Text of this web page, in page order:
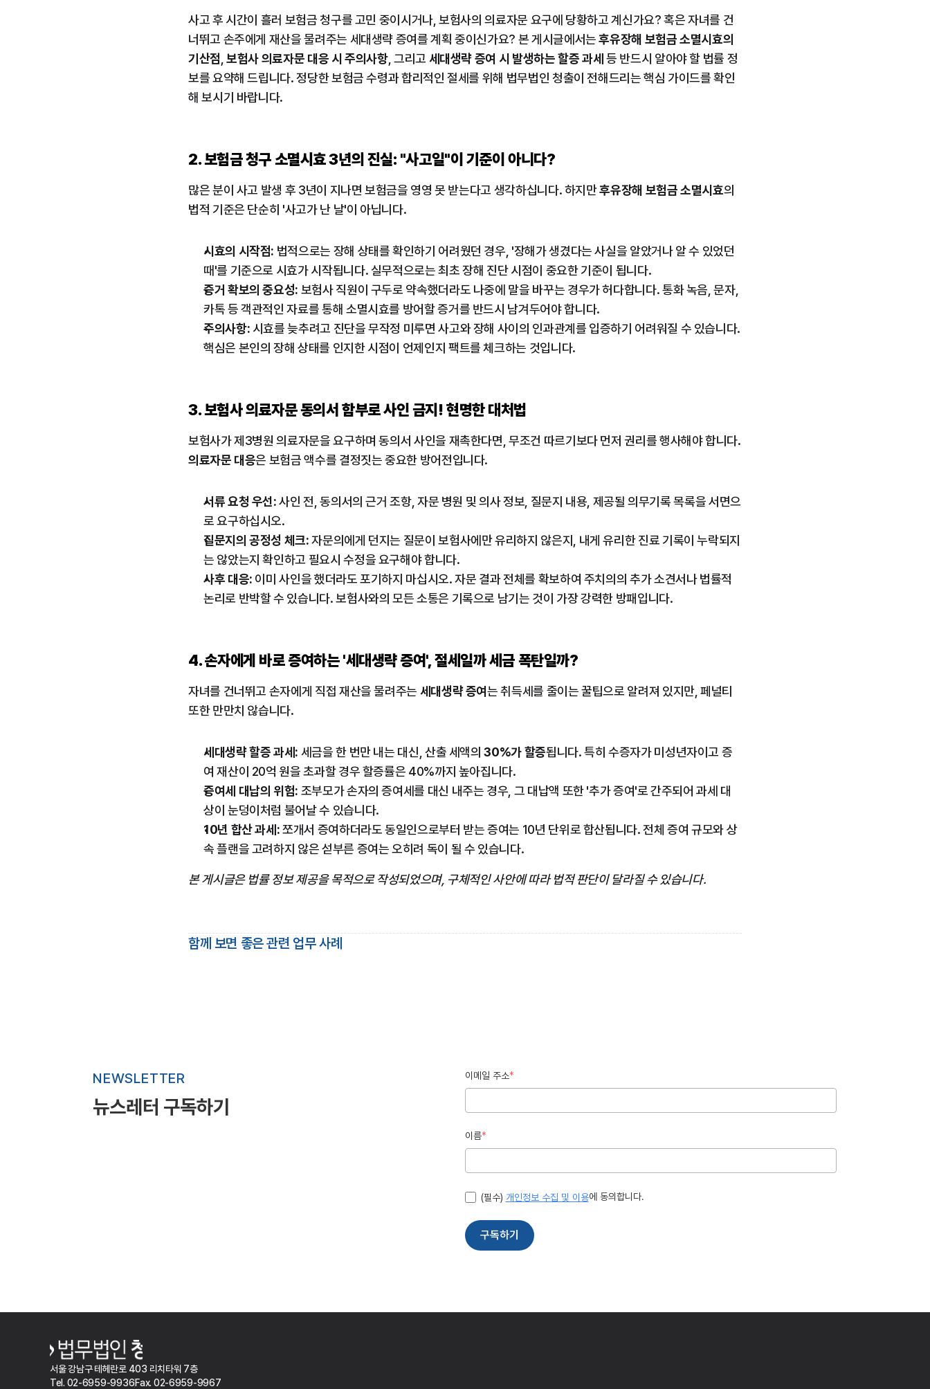
사고 후 시간이 흘러 보험금 청구를 고민 중이시거나, 보험사의 의료자문 요구에 당황하고 계신가요? 혹은 자녀를 건
너뛰고 손주에게 재산을 물려주는 세대생략 증여를 계획 중이신가요? 본 게시글에서는 후유장해 보험금 소멸시효의
기산점 , 보험사 의료자문 대응 시 주의사항, 그리고 세대생략 증여 시 발생하는 할증 과세 등 반드시 알아야 할 법률 정
보를 요약해 드립니다. 정당한 보험금 수령과 합리적인 절세를 위해 법무법인 청출이 전해드리는 핵심 가이드를 확인
해 보시기 바랍니다.
2. 보험금 청구 소멸시효 3년의 진실: "사고일"이 기준이 아니다?
많은 분이 사고 발생 후 3년이 지나면 보험금을 영영 못 받는다고 생각하십니다. 하지만 후유장해 보험금 소멸시효의
법적 기준은 단순히 '사고가 난 날'이 아닙니다.
시효의 시작점: 법적으로는 장해 상태를 확인하기 어려웠던 경우, '장해가 생겼다는 사실을 알았거나 알 수 있었던
때'를 기준으로 시효가 시작됩니다. 실무적으로는 최초 장해 진단 시점이 중요한 기준이 됩니다.
증거 확보의 중요성: 보험사 직원이 구두로 약속했더라도 나중에 말을 바꾸는 경우가 허다합니다. 통화 녹음, 문자,
카톡 등 객관적인 자료를 통해 소멸시효를 방어할 증거를 반드시 남겨두어야 합니다.
주의사항: 시효를 늦추려고 진단을 무작정 미루면 사고와 장해 사이의 인과관계를 입증하기 어려워질 수 있습니다.
핵심은 본인의 장해 상태를 인지한 시점이 언제인지 팩트를 체크하는 것입니다.
3. 보험사 의료자문 동의서 함부로 사인 금지! 현명한 대처법
의료자문 대응은 보험금 액수를 결정짓는 중요한 방어전입니다.
서류 요청 우선: 사인 전, 동의서의 근거 조항, 자문 병원 및 의사 정보, 질문지 내용, 제공될 의무기록 목록을 서면으
로 요구하십시오.
질문지의 공정성 체크: 자문의에게 던지는 질문이 보험사에만 유리하지 않은지, 내게 유리한 진료 기록이 누락되지
는 않았는지 확인하고 필요시 수정을 요구해야 합니다.
사후 대응: 이미 사인을 했더라도 포기하지 마십시오. 자문 결과 전체를 확보하여 주치의의 추가 소견서나 법률적
논리로 반박할 수 있습니다. 보험사와의 모든 소통은 기록으로 남기는 것이 가장 강력한 방패입니다.
4. 손자에게 바로 증여하는 '세대생략 증여', 절세일까 세금 폭탄일까?
자녀를 건너뛰고 손자에게 직접 재산을 물려주는 세대생략 증여는 취득세를 줄이는 꿀팁으로 알려져 있지만, 페널티
또한 만만치 않습니다.
세대생략 할증 과세: 세금을 한 번만 내는 대신, 산출 세액의 30%가 할증됩니다. 특히 수증자가 미성년자이고 증
여 재산이 20억 원을 초과할 경우 할증률은 40%까지 높아집니다.
증여세 대납의 위험: 조부모가 손자의 증여세를 대신 내주는 경우, 그 대납액 또한 '추가 증여'로 간주되어 과세 대
상이 눈덩이처럼 불어날 수 있습니다.
10년 합산 과세: 쪼개서 증여하더라도 동일인으로부터 받는 증여는 10년 단위로 합산됩니다. 전체 증여 규모와 상
속 플랜을 고려하지 않은 섣부른 증여는 오히려 독이 될 수 있습니다.
본 게시글은 법률 정보 제공을 목적으로 작성되었으며, 구체적인 사안에 따라 법적 판단이 달라질 수 있습니다.
함께 보면 좋은 관련 업무 사례
서울 강남구 테헤란로 403 리치타워 7층
Tel. 02-6959-9936Fax. 02-6959-9967